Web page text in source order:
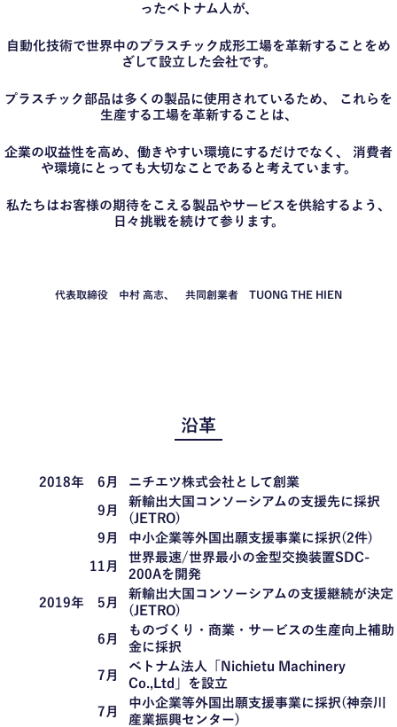
ったベトナム人が、
自動化技術で世界中のプラスチック成形工場を革新することをめ
ざして設立した会社です。
プラスチック部品は多くの製品に使用されているため、 これらを
生産する工場を革新することは、
企業の収益性を高め、働きやすい環境にするだけでなく、 消費者
や環境にとっても大切なことであると考えています。
私たちはお客様の期待をこえる製品やサービスを供給するよう、
日々挑戦を続けて参ります。
代表取締役 中村 高志、 共同創業者 TUONG THE HIEN
沿革
2018年 6月 ニチエツ株式会社として創業
9月
新輸出大国コンソーシアムの支援先に採択
(JETRO)
9月
中小企業等外国出願支援事業に採択(2件)
11月
世界最速/世界最小の金型交換装置SDC-
200Aを開発
2019年 5月
新輸出大国コンソーシアムの支援継続が決定
(JETRO)
6月
ものづくり・商業・サービスの生産向上補助
金に採択
7月
ベトナム法人「Nichietu Machinery
Co.,Ltd」を設立
7月
中小企業等外国出願支援事業に採択(神奈川
産業振興センター)